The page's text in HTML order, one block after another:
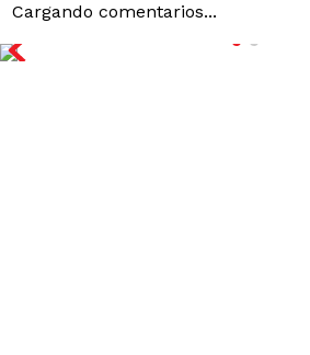
Cargando comentarios...